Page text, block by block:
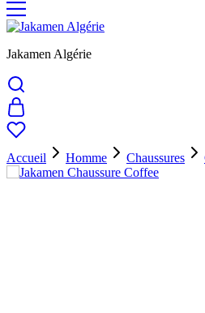
Jakamen Algérie
Accueil Homme Chaussures